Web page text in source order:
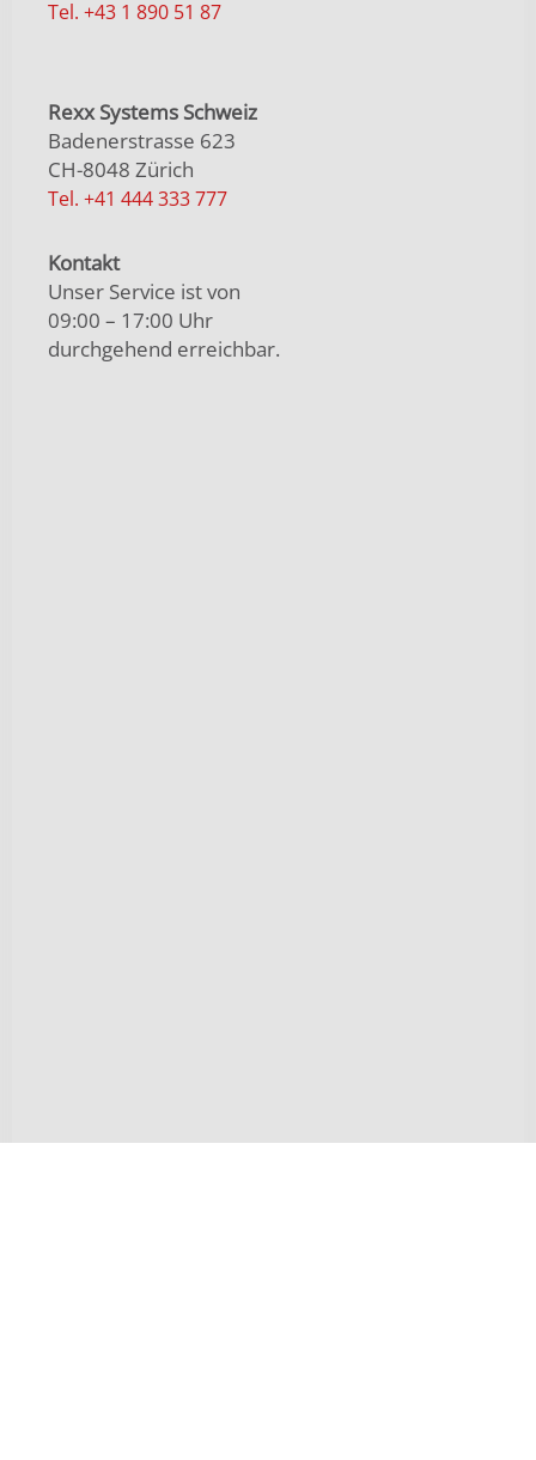
Tel. +43 1 890 51 87
Rexx Systems Schweiz
Badenerstrasse 623
CH-8048 Zürich
Tel. +41 444 333 777
Kontakt
Unser Service ist von
09:00 – 17:00 Uhr
durchgehend erreichbar.